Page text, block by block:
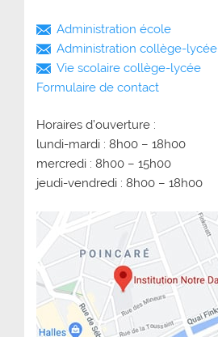
Administration école
Administration collège-lycée
Vie scolaire collège-lycée
Formulaire de contact
Horaires d’ouverture :
lundi-mardi : 8h00 – 18h00
mercredi : 8h00 – 15h00
jeudi-vendredi : 8h00 – 18h00